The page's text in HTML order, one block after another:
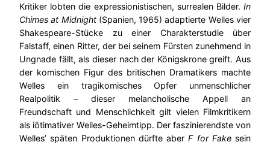
Kritiker lobten die expressionistischen, surrealen Bilder. In
Chimes at Midnight(Spanien, 1965) adaptierte Welles vier
Shakespeare-Stücke zu einer Charakterstudie über
Falstaff, einen Ritter, der bei seinem Fürsten zunehmend in
Ungnade fällt, als dieser nach der Königskrone greift. Aus
der komischen Figur des britischen Dramatikers machte
Welles ein tragikomisches Opfer unmenschlicher
Realpolitik – dieser melancholische Appell an
Freundschaft und Menschlichkeit gilt vielen Filmkritikern
als iötimativer Welles-Geheimtipp. Der faszinierendste von
Welles’ späten Produktionen dürfte aberF for Fakesein